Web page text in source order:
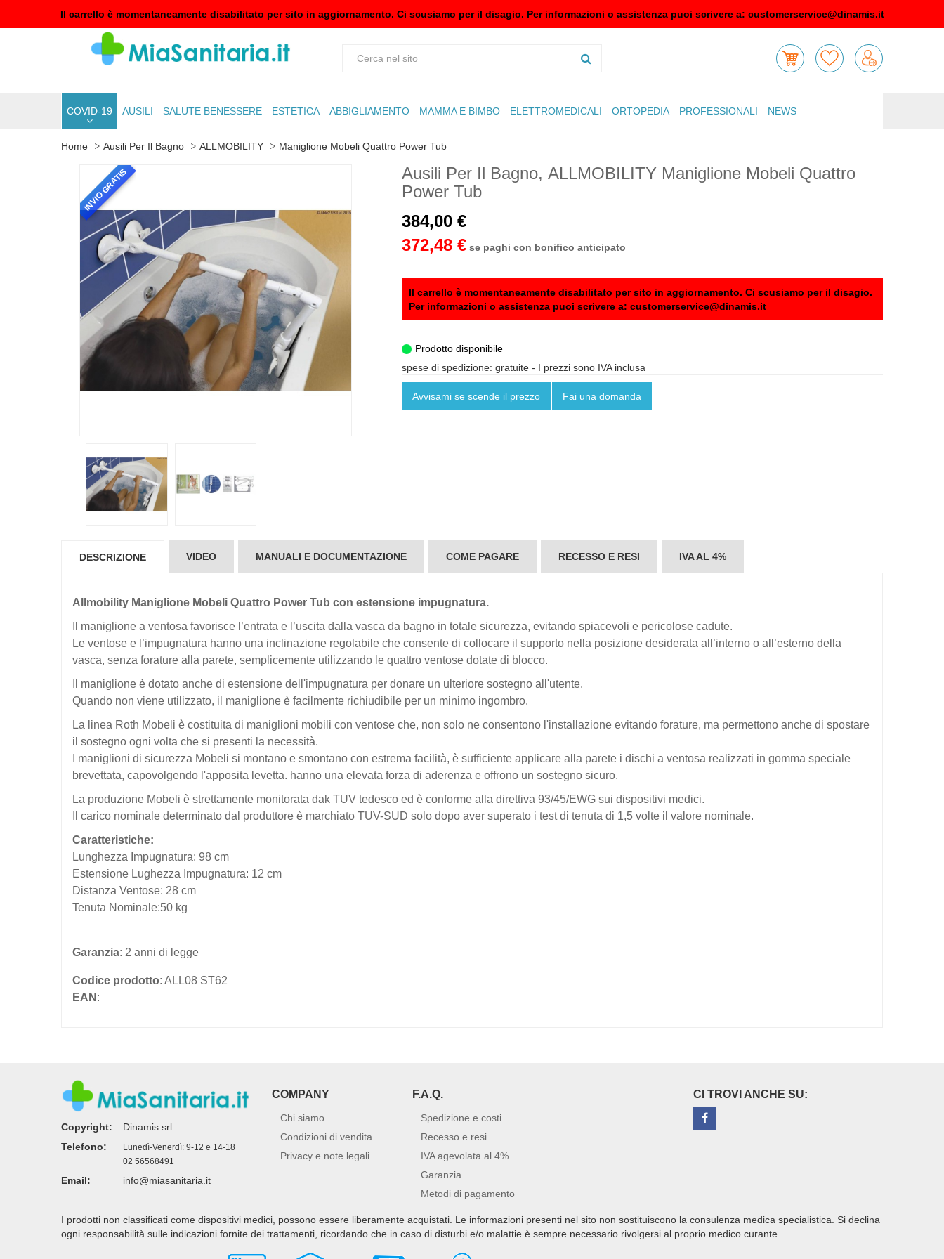
Il carrello è momentaneamente disabilitato per sito in aggiornamento. Ci scusiamo per il disagio. Per informazioni o assistenza puoi scrivere a: customerservice@dinamis.it
COVID-19 AUSILI SALUTE BENESSERE ESTETICA ABBIGLIAMENTO MAMMA E BIMBO ELETTROMEDICALI ORTOPEDIA PROFESSIONALI NEWS
Home Ausili Per Il Bagno ALLMOBILITY Maniglione Mobeli Quattro Power Tub
INVIO GRATIS
Ausili Per Il Bagno, ALLMOBILITY Maniglione Mobeli Quattro
Power Tub
384,00 €
372,48 € se paghi con bonifico anticipato
Il carrello è momentaneamente disabilitato per sito in aggiornamento. Ci scusiamo per il disagio.
Per informazioni o assistenza puoi scrivere a: customerservice@dinamis.it
Prodotto disponibile
spese di spedizione: gratuite - I prezzi sono IVA inclusa
Avvisami se scende il prezzo Fai una domanda
DESCRIZIONE VIDEO MANUALI E DOCUMENTAZIONE COME PAGARE RECESSO E RESI IVA AL 4%
Allmobility Maniglione Mobeli Quattro Power Tub con estensione impugnatura.
Il maniglione a ventosa favorisce l’entrata e l’uscita dalla vasca da bagno in totale sicurezza, evitando spiacevoli e pericolose cadute.
Le ventose e l’impugnatura hanno una inclinazione regolabile che consente di collocare il supporto nella posizione desiderata all’interno o all’esterno della
vasca, senza forature alla parete, semplicemente utilizzando le quattro ventose dotate di blocco.
Il maniglione è dotato anche di estensione dell'impugnatura per donare un ulteriore sostegno all'utente.
Quando non viene utilizzato, il maniglione è facilmente richiudibile per un minimo ingombro.
La linea Roth Mobeli è costituita di maniglioni mobili con ventose che, non solo ne consentono l'installazione evitando forature, ma permettono anche di spostare
il sostegno ogni volta che si presenti la necessità.
I maniglioni di sicurezza Mobeli si montano e smontano con estrema facilità, è sufficiente applicare alla parete i dischi a ventosa realizzati in gomma speciale
brevettata, capovolgendo l'apposita levetta. hanno una elevata forza di aderenza e offrono un sostegno sicuro.
La produzione Mobeli è strettamente monitorata dak TUV tedesco ed è conforme alla direttiva 93/45/EWG sui dispositivi medici.
Il carico nominale determinato dal produttore è marchiato TUV-SUD solo dopo aver superato i test di tenuta di 1,5 volte il valore nominale.
Caratteristiche:
Lunghezza Impugnatura: 98 cm
Estensione Lughezza Impugnatura: 12 cm
Distanza Ventose: 28 cm
Tenuta Nominale:50 kg
Garanzia: 2 anni di legge
Codice prodotto: ALL08 ST62
EAN :
Copyright:
Dinamis srl
Telefono:
Lunedì-Venerdì: 9-12 e 14-18
02 56568491
Email: info@miasanitaria.it
COMPANY
Chi siamo
Condizioni di vendita
Privacy e note legali
F.A.Q.
Spedizione e costi
Recesso e resi
IVA agevolata al 4%
Garanzia
Metodi di pagamento
CI TROVI ANCHE SU:
I prodotti non classificati come dispositivi medici, possono essere liberamente acquistati. Le informazioni presenti nel sito non sostituiscono la consulenza medica specialistica. Si declina
ogni responsabilità sulle indicazioni fornite dei trattamenti, ricordando che in caso di disturbi e/o malattie è sempre necessario rivolgersi al proprio medico curante.